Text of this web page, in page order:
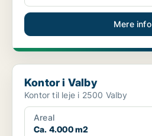
Mere info
Kontor i Valby
Kontor i Valby
Kontor til leje i 2500 Valby
Areal
Ca. 4.000 m2